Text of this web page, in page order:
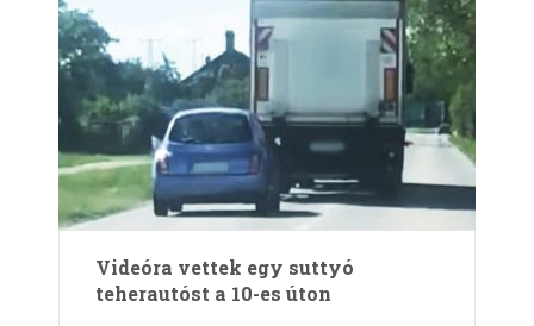
Videóra vettek egy suttyó
teherautóst a 10-es úton